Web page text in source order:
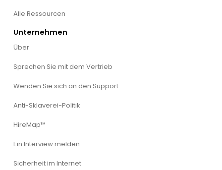
Alle Ressourcen
Unternehmen
Über
Sprechen Sie mit dem Vertrieb
Wenden Sie sich an den Support
Anti-Sklaverei-Politik
HireMap™
Ein Interview melden
Sicherheit im Internet